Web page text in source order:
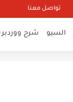
تواصل معنا
السيو شرح